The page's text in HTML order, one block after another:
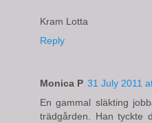
Kram Lotta
Reply
Monica P 31 July 2011
En gammal släkting
trädgården. Han tyckte